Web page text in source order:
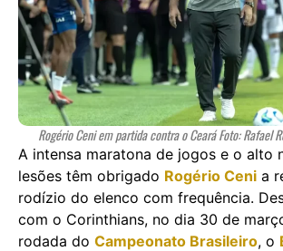
Rogério Ceni em partida contra o Ceará Foto: Rafael
A intensa maratona de jogos e o alto
lesões têm obrigado Rogério Ceni a
rodízio do elenco com frequência.
com o Corinthians, no dia 30 de
rodada do Campeonato Brasileiro, o